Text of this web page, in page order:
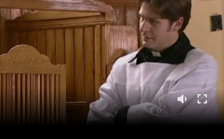
Plebania